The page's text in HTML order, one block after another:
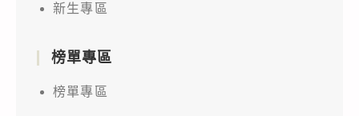
新生專區
榜單專區
榜單專區